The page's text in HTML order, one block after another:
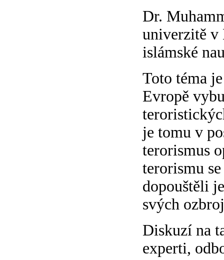
Dr.
univerzitě v
islámské
Toto téma
Evropě
je tomu v
terorismus
terorismu
dopouštěli
svých
Diskuzí na
experti,